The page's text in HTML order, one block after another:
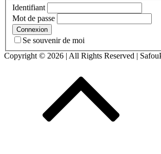
Identifiant
Mot de passe
Se souvenir de moi
Copyright © 2026 | All Rights Reserved |